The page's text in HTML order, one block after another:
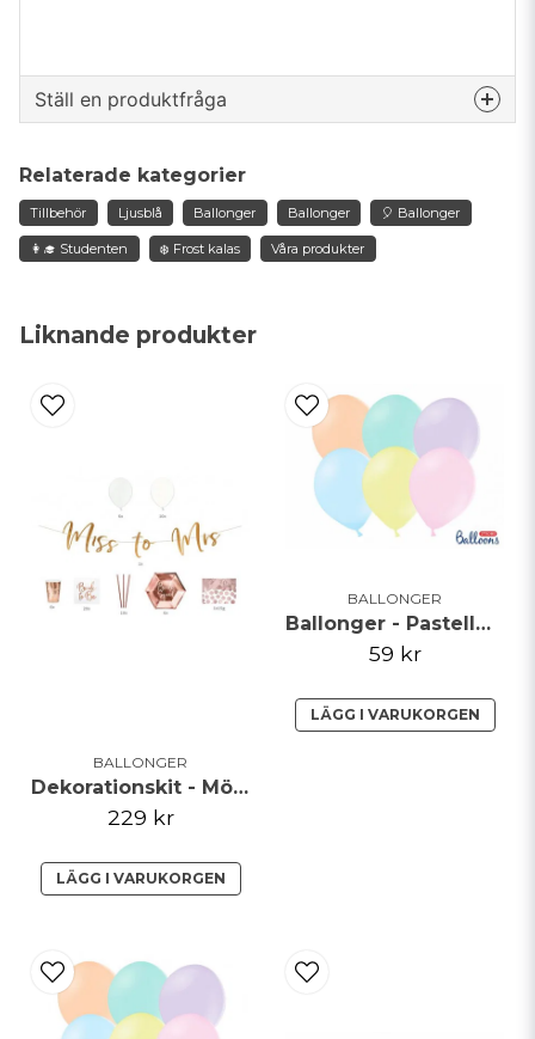
Liknande produkter
BALLONGER
Dekorationskit - Möhippa rosé
229 kr
LÄGG I VARUKORGEN
BALLONGER
Ballonger - Pastellmix - 27cm - 50pack
59 kr
LÄGG I VARUKORGEN
Ställ en produktfråga
Fråga oss något om denna produkten...
Ja, ni får publicera min fråga
Skicka fråga
Relaterade kategorier
Tillbehör Ljusblå Ballonger Ballonger 🎈 Ballonger
👩‍🎓 Studenten ❄️ Frost kalas Våra produkter